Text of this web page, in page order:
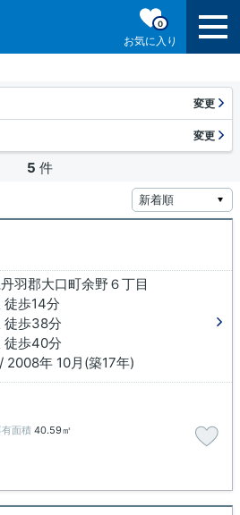
お気に入り
0
変更
変更
5 件
羽郡大口町余野６丁目
徒歩14分
徒歩38分
徒歩40分
2008年 10月(築17年)
面積 40.59㎡